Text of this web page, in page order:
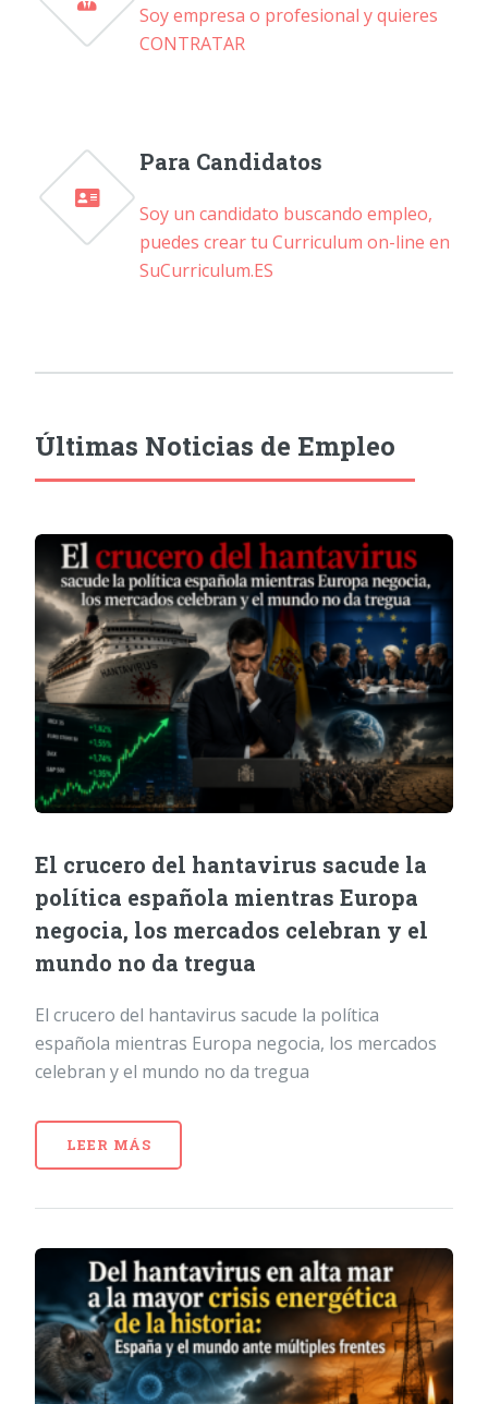
Soy empresa o profesional y quieres
CONTRATAR
Para Candidatos
Soy un candidato buscando empleo,
puedes crear tu Curriculum on-line en
SuCurriculum.ES
Últimas Noticias de Empleo
El crucero del hantavirus sacude la
política española mientras Europa
negocia, los mercados celebran y el
mundo no da tregua
El crucero del hantavirus sacude la política
española mientras Europa negocia, los mercados
celebran y el mundo no da tregua
LEER MÁS